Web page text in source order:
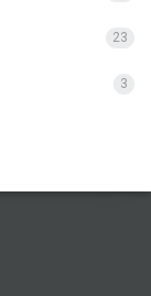
23
3